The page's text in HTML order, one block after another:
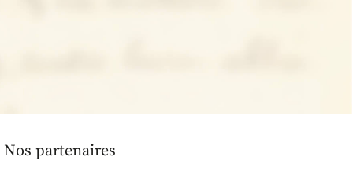
Nos partenaires